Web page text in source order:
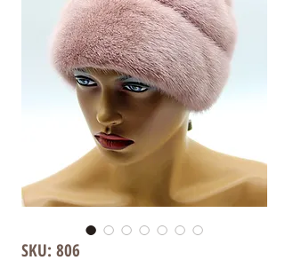
SKU: 806